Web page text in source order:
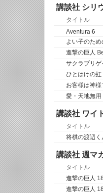
講談社 シリ
タイトル
Aventura 6
よい子のた
進撃の巨人
サクラブリゲ
ひとはけの虹
お客様は神様
愛・天地無用
講談社 ワイ
タイトル
将棋の渡辺く
講談社 週マ
タイトル
進撃の巨人
進撃の巨人